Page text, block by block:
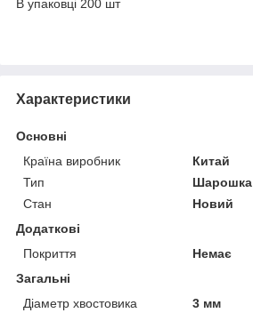
В упаковці 200 шт
Характеристики
Основні
Країна виробник
Китай
Тип
Шарошка
Стан
Новий
Додаткові
Покриття
Немає
Загальні
Діаметр хвостовика
3 мм